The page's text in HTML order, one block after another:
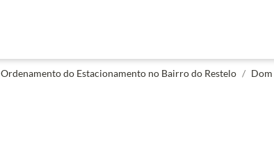
Ordenamento do Estacionamento no Bairro do Restelo /